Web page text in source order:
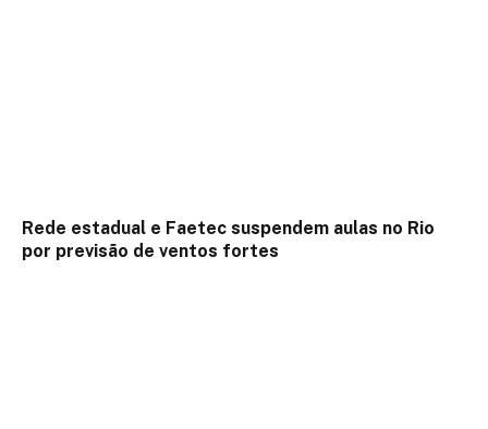
Rede estadual e Faetec suspendem aulas no Rio
por previsão de ventos fortes